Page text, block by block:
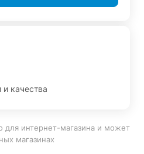
и качества
для интернет-магазина и может
магазинах